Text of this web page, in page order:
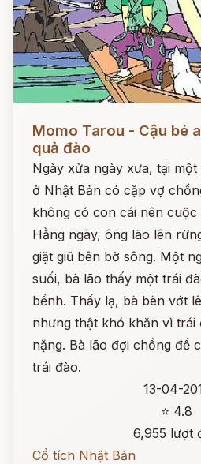
Momo Tarou - Cậu bé
quả đào
Ngày xửa ngày xưa, tại
ở Nhật Bản có cặp vợ
không có con cái nên
Hằng ngày, ông lão lên
giặt giũ bên bờ sông. Một
suối, bà lão thấy một trái
bềnh. Thấy lạ, bà bèn vớt
nhưng thật khó khăn vì trái
nặng. Bà lão đợi chồng để
trái đào.
13-04-
⭐ 4.8
6,955 lượt
Cổ tích Nhật Bản